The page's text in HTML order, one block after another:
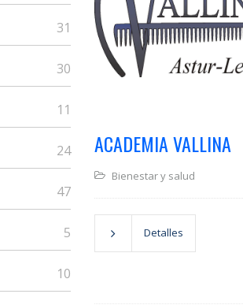
31
30
11
24
47
5
10
ACADEMIA VALLINA
Bienestar y salud
Detalles